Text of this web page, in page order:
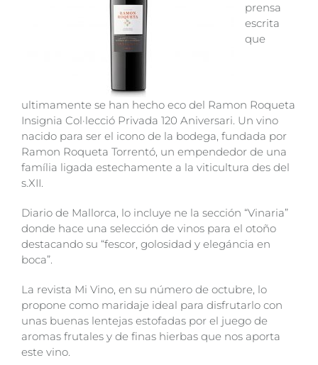
prensa
escrita
que
ultimamente se han hecho eco del Ramon Roqueta
Insignia Col·lecció Privada 120 Aniversari. Un vino
nacido para ser el icono de la bodega, fundada por
Ramon Roqueta Torrentó, un empendedor de una
família ligada estechamente a la viticultura des del
s.XII.
Diario de Mallorca, lo incluye ne la sección “Vinaria”
donde hace una selección de vinos para el otoño
destacando su “fescor, golosidad y elegáncia en
boca”.
La revista Mi Vino, en su número de octubre, lo
propone como maridaje ideal para disfrutarlo con
unas buenas lentejas estofadas por el juego de
aromas frutales y de finas hierbas que nos aporta
este vino.